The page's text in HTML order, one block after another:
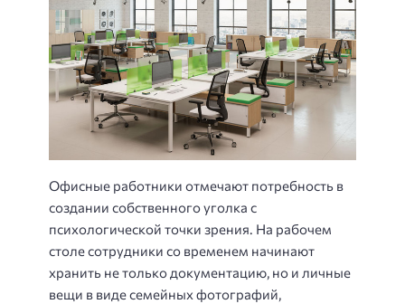
Офисные работники отмечают потребность в
создании собственного уголка с
психологической точки зрения. На рабочем
столе сотрудники со временем начинают
хранить не только документацию, но и личные
вещи в виде семейных фотографий,